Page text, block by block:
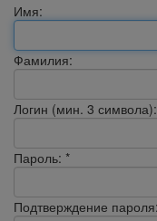
Имя:
Фамилия:
Логин (мин. 3 символа):
Пароль: *
Подтверждение пароля: